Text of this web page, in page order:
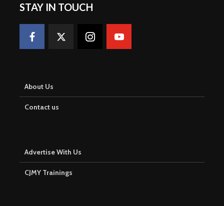
STAY IN TOUCH
About Us
Contact us
Advertise With Us
CJMY Trainings